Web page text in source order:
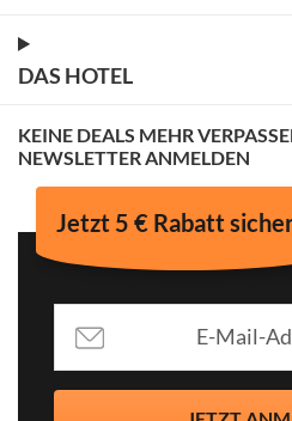
DAS HOTEL
KEINE DEALS MEHR
NEWSLETTER ANMELDEN
Jetzt 5 € Rabatt